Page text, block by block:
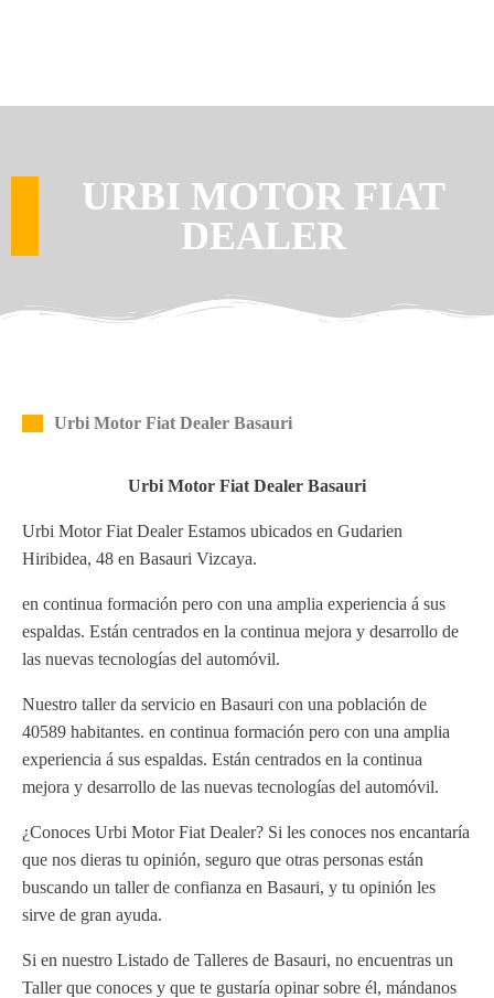
URBI MOTOR FIAT
DEALER
Urbi Motor Fiat Dealer Basauri
Urbi Motor Fiat Dealer Basauri
Urbi Motor Fiat Dealer Estamos ubicados en Gudarien
Hiribidea, 48 en Basauri Vizcaya.
en continua formación pero con una amplia experiencia á sus
espaldas. Están centrados en la continua mejora y desarrollo de
las nuevas tecnologías del automóvil.
Nuestro taller da servicio en Basauri con una población de
40589 habitantes. en continua formación pero con una amplia
experiencia á sus espaldas. Están centrados en la continua
mejora y desarrollo de las nuevas tecnologías del automóvil.
¿Conoces Urbi Motor Fiat Dealer? Si les conoces nos encantaría
que nos dieras tu opinión, seguro que otras personas están
buscando un taller de confianza en Basauri, y tu opinión les
sirve de gran ayuda.
Si en nuestro Listado de Talleres de Basauri, no encuentras un
Taller que conoces y que te gustaría opinar sobre él, mándanos